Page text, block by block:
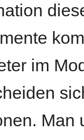
im
Man